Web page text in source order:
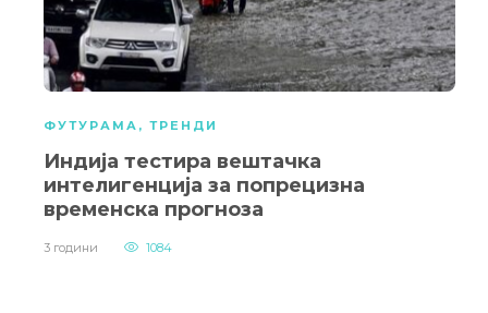
ФУТУРАМА , ТРЕНДИ
Индија тестира вештачка
интелигенција за попрецизна
временска прогноза
3 години 1084